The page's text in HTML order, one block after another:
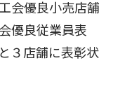
会優良小売店舗
優良従業員表
３店舗に表彰状